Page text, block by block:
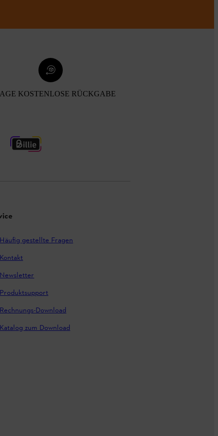
KOSTENLOSE RÜCKGABE
Häufig gestellte Fragen
Kontakt
Newsletter
Produktsupport
Rechnungs-Download
Katalog zum Download